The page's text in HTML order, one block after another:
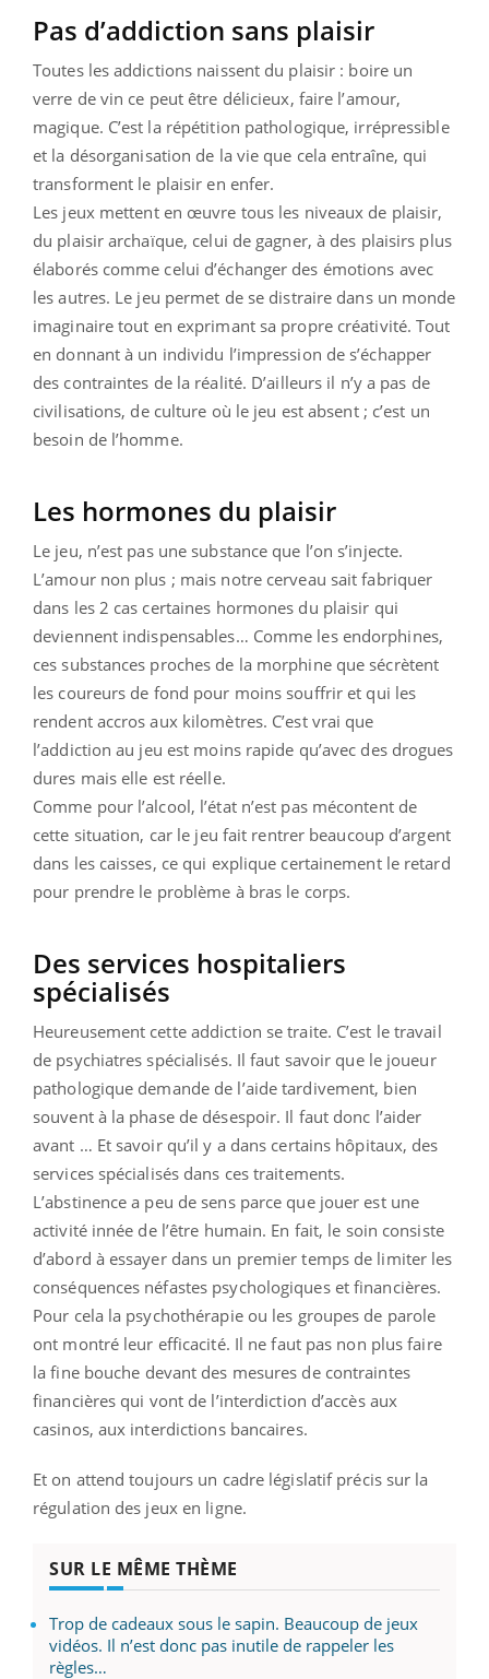
Pas d’addiction sans plaisir
Toutes les addictions naissent du plaisir : boire un
verre de vin ce peut être délicieux, faire l’amour,
magique. C’est la répétition pathologique, irrépressible
et la désorganisation de la vie que cela entraîne, qui
transforment le plaisir en enfer.
Les jeux mettent en œuvre tous les niveaux de plaisir,
du plaisir archaïque, celui de gagner, à des plaisirs plus
élaborés comme celui d’échanger des émotions avec
les autres. Le jeu permet de se distraire dans un monde
imaginaire tout en exprimant sa propre créativité. Tout
en donnant à un individu l’impression de s’échapper
des contraintes de la réalité. D’ailleurs il n’y a pas de
civilisations, de culture où le jeu est absent ; c’est un
besoin de l’homme.
Les hormones du plaisir
Le jeu, n’est pas une substance que l’on s’injecte.
L’amour non plus ; mais notre cerveau sait fabriquer
dans les 2 cas certaines hormones du plaisir qui
deviennent indispensables… Comme les endorphines,
ces substances proches de la morphine que sécrètent
les coureurs de fond pour moins souffrir et qui les
rendent accros aux kilomètres. C’est vrai que
l’addiction au jeu est moins rapide qu’avec des drogues
dures mais elle est réelle.
Comme pour l’alcool, l’état n’est pas mécontent de
cette situation, car le jeu fait rentrer beaucoup d’argent
dans les caisses, ce qui explique certainement le retard
pour prendre le problème à bras le corps.
Des services hospitaliers
spécialisés
Heureusement cette addiction se traite. C’est le travail
de psychiatres spécialisés. Il faut savoir que le joueur
pathologique demande de l’aide tardivement, bien
souvent à la phase de désespoir. Il faut donc l’aider
avant … Et savoir qu’il y a dans certains hôpitaux, des
services spécialisés dans ces traitements.
L’abstinence a peu de sens parce que jouer est une
activité innée de l’être humain. En fait, le soin consiste
d’abord à essayer dans un premier temps de limiter les
conséquences néfastes psychologiques et financières.
Pour cela la psychothérapie ou les groupes de parole
ont montré leur efficacité. Il ne faut pas non plus faire
la fine bouche devant des mesures de contraintes
financières qui vont de l’interdiction d’accès aux
casinos, aux interdictions bancaires.
Et on attend toujours un cadre législatif précis sur la
régulation des jeux en ligne.
SUR LE MÊME THÈME
Trop de cadeaux sous le sapin. Beaucoup de jeux
vidéos. Il n’est donc pas inutile de rappeler les
règles…